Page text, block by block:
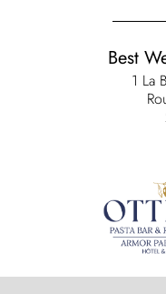
Best
1 La